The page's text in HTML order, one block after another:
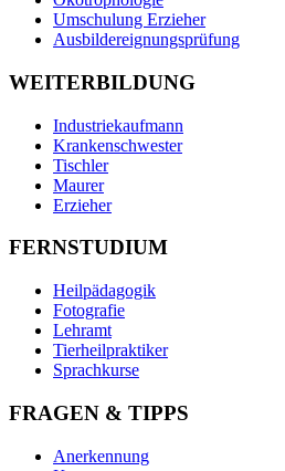
Umschulung Erzieher
Ausbildereignungsprüfung
WEITERBILDUNG
Industriekaufmann
Krankenschwester
Tischler
Maurer
Erzieher
FERNSTUDIUM
Heilpädagogik
Fotografie
Lehramt
Tierheilpraktiker
Sprachkurse
FRAGEN & TIPPS
Anerkennung